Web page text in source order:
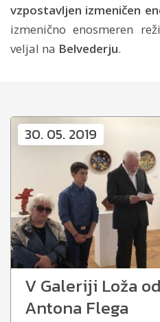
vzpostavljen izmeničen
izmenično enosmeren
veljal na Belvederju.
30. 05. 2019
V Galeriji Loža
Antona Flega